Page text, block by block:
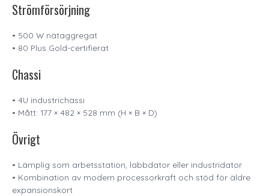
Strömförsörjning
• 500 W nätaggregat
• 80 Plus Gold-certifierat
Chassi
• 4U industrichassi
• Mått: 177 × 482 × 528 mm (H × B × D)
Övrigt
• Lämplig som arbetsstation, labbdator eller industridator
• Kombination av modern processorkraft och stöd för äldre
expansionskort